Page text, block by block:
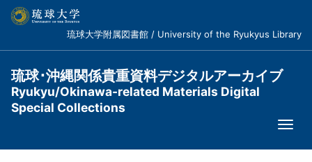
コ
琉球大学附属図書館 / University of the Ryukyus Library
琉球･沖縄関係貴重資料デジタルアーカイブ
Ryukyu/Okinawa-related Materials Digital
Special Collections